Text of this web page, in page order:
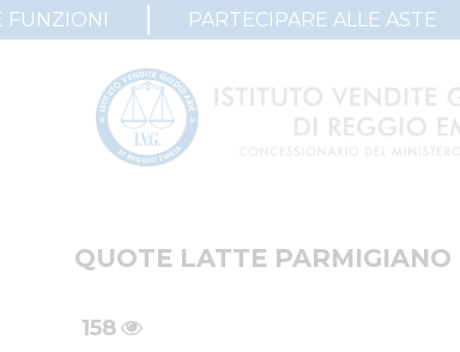
FUNZIONI PARTECIPARE ALLE ASTE
QUOTE LATTE
158